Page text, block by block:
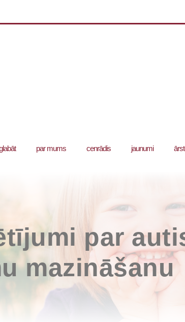
par mums cenrādis jaunumi
par
mazināšanu